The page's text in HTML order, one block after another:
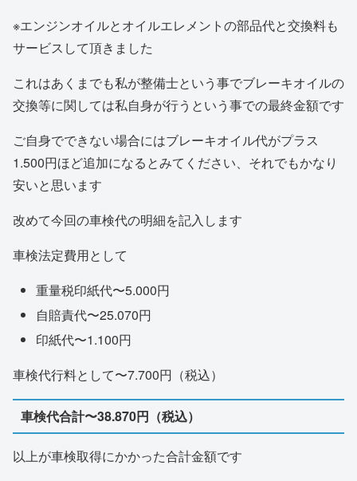
※エンジンオイルとオイルエレメントの部品代と交換料も
サービスして頂きました
これはあくまでも私が整備士という事でブレーキオイルの
交換等に関しては私自身が行うという事での最終金額です
ご自身でできない場合にはブレーキオイル代がプラス
1.500円ほど追加になるとみてください、それでもかなり
安いと思います
改めて今回の車検代の明細を記入します
車検法定費用として
重量税印紙代〜5.000円
自賠責代〜25.070円
印紙代〜1.100円
車検代行料として〜7.700円（税込）
車検代合計〜38.870円（税込）
以上が車検取得にかかった合計金額です